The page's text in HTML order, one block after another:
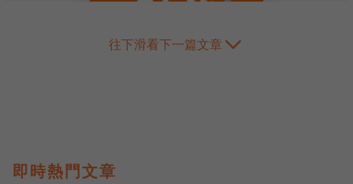
往下滑看下一篇文章
即時熱門文章